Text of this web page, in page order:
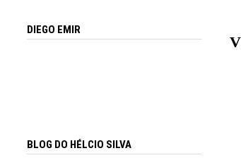
DIEGO EMIR
BLOG DO HÉLCIO SILVA